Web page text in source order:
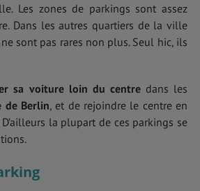
Les zones de parkings sont assez
Dans les autres quartiers de la ville
sont pas rares non plus. Seul hic, ils
sa voitureloin du centredans les
de Berlin, et de rejoindre le centre en
la plupart de ces parkings se